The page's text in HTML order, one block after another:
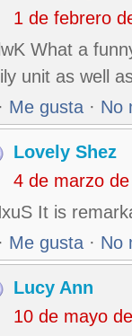
1 de febrero
What a
unit as well
· Me gusta · No
Lovely Shez
4 de marzo
It is
· Me gusta · No
Lucy Ann
10 de mayo